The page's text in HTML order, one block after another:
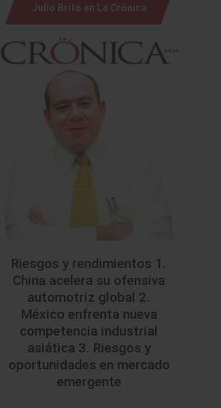
Julio Brito en La Crónica
Riesgos y rendimientos 1.
China acelera su ofensiva
automotriz global 2.
México enfrenta nueva
competencia industrial
asiática 3. Riesgos y
oportunidades en mercado
emergente